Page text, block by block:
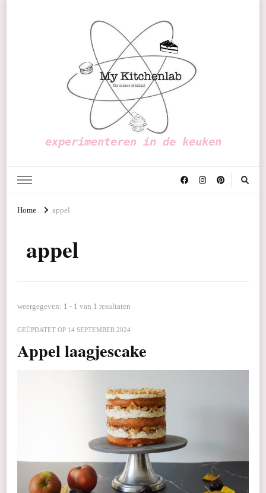
experimenteren in de keuken
Home appel
appel
weergegeven: 1 - 1 van 1 resultaten
GEÜPDATET OP 14 SEPTEMBER 2024
Appel laagjescake